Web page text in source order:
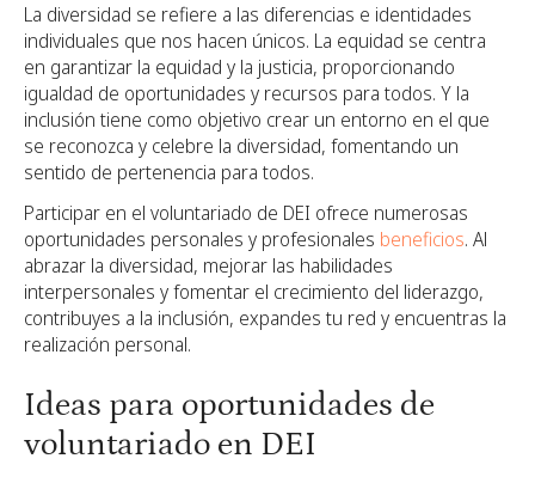
La diversidad se refiere a las diferencias e identidades
individuales que nos hacen únicos. La equidad se centra
en garantizar la equidad y la justicia, proporcionando
igualdad de oportunidades y recursos para todos. Y la
inclusión tiene como objetivo crear un entorno en el que
se reconozca y celebre la diversidad, fomentando un
sentido de pertenencia para todos.
Participar en el voluntariado de DEI ofrece numerosas
oportunidades personales y profesionales beneficios. Al
abrazar la diversidad, mejorar las habilidades
interpersonales y fomentar el crecimiento del liderazgo,
contribuyes a la inclusión, expandes tu red y encuentras la
realización personal.
Ideas para oportunidades de
voluntariado en DEI